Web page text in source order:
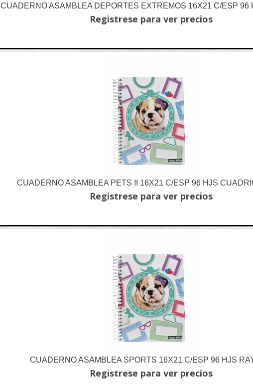
CUADERNO ASAMBLEA DEPORTES EXTREMOS 16X21 C/ESP 96
Registrese para ver precios
CUADERNO ASAMBLEA PETS II 16X21 C/ESP 96 HJS
Registrese para ver precios
CUADERNO ASAMBLEA SPORTS 16X21 C/ESP 96 HJS
Registrese para ver precios